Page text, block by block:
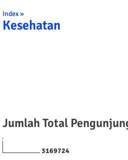
Index »
Kesehatan
Jumlah Total
3169724